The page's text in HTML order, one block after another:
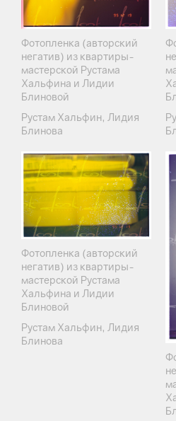
Фотопленка (авторский
негатив) из квартиры-
мастерской Рустама
Хальфина и Лидии
Блиновой
Рустам Хальфин, Лидия
Блинова
Фотопленка (авторский
негатив) из квартиры-
мастерской Рустама
Хальфина и Лидии
Блиновой
Рустам Хальфин, Лидия
Блинова